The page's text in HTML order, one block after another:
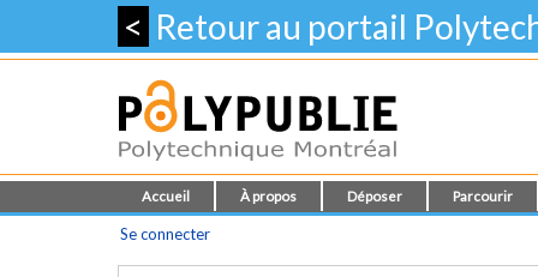
< Retour au portail
Accueil À propos Déposer Parcourir
Se connecter